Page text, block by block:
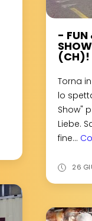
- FUN
(CH)!
Torna
lo
Show"
Liebe.
fine...
26